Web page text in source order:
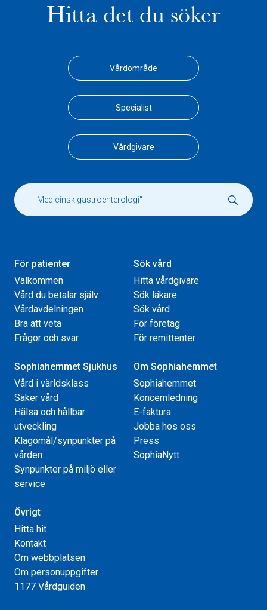
Hitta det du söker
Vårdområde
Specialist
Vårdgivare
För patienter
Välkommen
Vård du betalar själv
Vårdavdelningen
Bra att veta
Frågor och svar
Sök vård
Hitta vårdgivare
Sök läkare
Sök vård
För företag
För remittenter
Sophiahemmet Sjukhus
Vård i världsklass
Säker vård
Hälsa och hållbar
utveckling
Klagomål/synpunkter på
vården
Synpunkter på miljö eller
service
Om Sophiahemmet
Sophiahemmet
Koncernledning
E-faktura
Jobba hos oss
Press
SophiaNytt
Övrigt
Hitta hit
Kontakt
Om webbplatsen
Om personuppgifter
1177 Vårdguiden